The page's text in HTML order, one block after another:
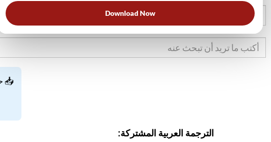
Download Now
📥
الترجمة العربية المشتركة: